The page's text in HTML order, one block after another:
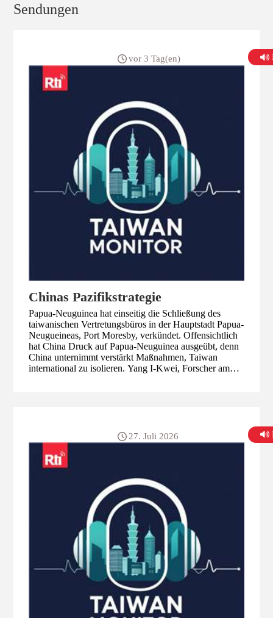
Sendungen
Chinas Pazifikstrategie
Papua-Neuguinea hat einseitig die Schließung des
taiwanischen Vertretungsbüros in der Hauptstadt Papua-
Neugueineas, Port Moresby, verkündet. Offensichtlich
hat China Druck auf Papua-Neuguinea ausgeübt, denn
China unternimmt verstärkt Maßnahmen, Taiwan
international zu isolieren. Yang I-Kwei, Forscher am
vor 3 Tag(en)
27. Juli 2026